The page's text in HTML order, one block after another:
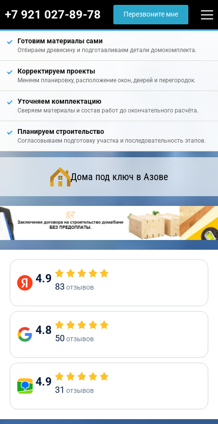
+7 921 027-89-78 Перезвоните мне
Готовим материалы сами
Отбираем древесину и подготавливаем детали домокомплекта.
Корректируем проекты
Меняем планировку, расположение окон, дверей и перегородок.
Уточняем комплектацию
Сверяем материалы и состав работ до окончательного расчёта.
Планируем строительство
Согласовываем подготовку участка и последовательность этапов.
Дома под ключ в Азове
4.9
83 отзывов
4.8
50отзывов
4.9
31 отзывов